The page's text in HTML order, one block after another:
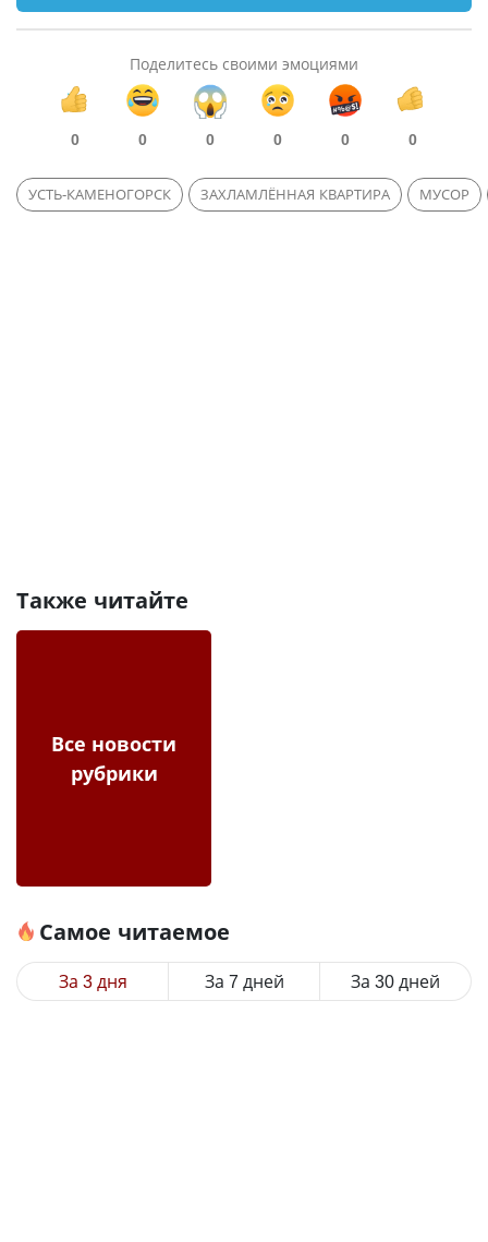
Поделитесь своими эмоциями
0 0 0 0 0 0
УСТЬ-КАМЕНОГОРСК ЗАХЛАМЛЁННАЯ КВАРТИРА МУСОР
Также читайте
Все новости
рубрики
Самое читаемое
За 3 дня За 7 дней За 30 дней